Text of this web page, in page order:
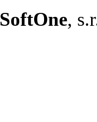
SoftOne,